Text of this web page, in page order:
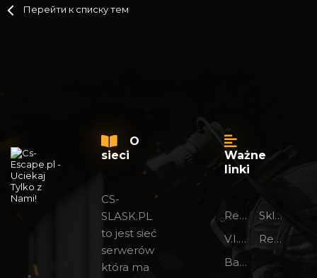
Перейти к списку тем
O
sieci
CS-
SLASK.PL
to jest sieć
serwerów
która ma
Ważne
linki
Regulamin
V.I.P na forum
Bany CS 1.6
Sklep 24/7